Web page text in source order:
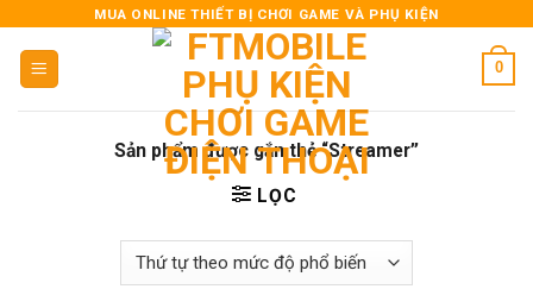
content
MUA ONLINE THIẾT BỊ CHƠI GAME VÀ PHỤ KIỆN
0
Sản phẩm được gắn thẻ “Streamer”
LỌC